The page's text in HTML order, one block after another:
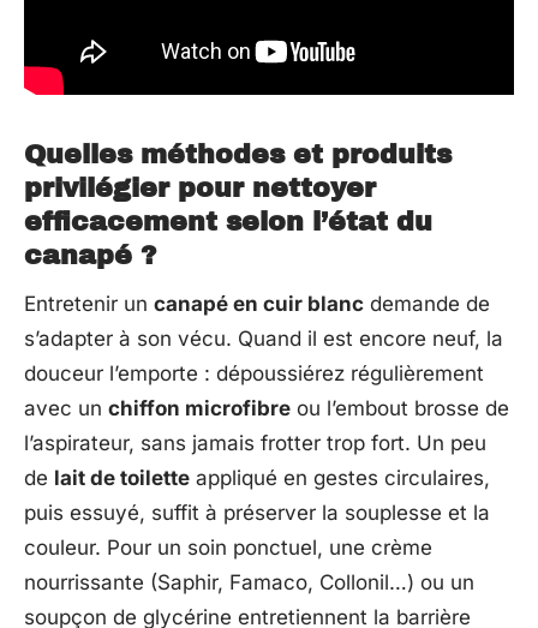
Quelles méthodes et produits
privilégier pour nettoyer
efficacement selon l’état du
canapé ?
Entretenir un canapé en cuir blanc demande de
s’adapter à son vécu. Quand il est encore neuf, la
douceur l’emporte : dépoussiérez régulièrement
avec un chiffon microfibre ou l’embout brosse de
l’aspirateur, sans jamais frotter trop fort. Un peu
de lait de toilette appliqué en gestes circulaires,
puis essuyé, suffit à préserver la souplesse et la
couleur. Pour un soin ponctuel, une crème
nourrissante (Saphir, Famaco, Collonil…) ou un
soupçon de glycérine entretiennent la barrière